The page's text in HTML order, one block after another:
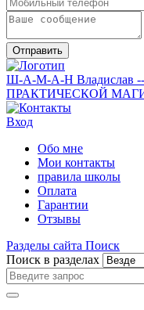
Отправить
Ш-А-М-А-Н Владислав
ПРАКТИЧЕСКОЙ
Вход
Обо мне
Мои контакты
правила школы
Оплата
Гарантии
Отзывы
Разделы сайта Поиск
Поиск в разделах